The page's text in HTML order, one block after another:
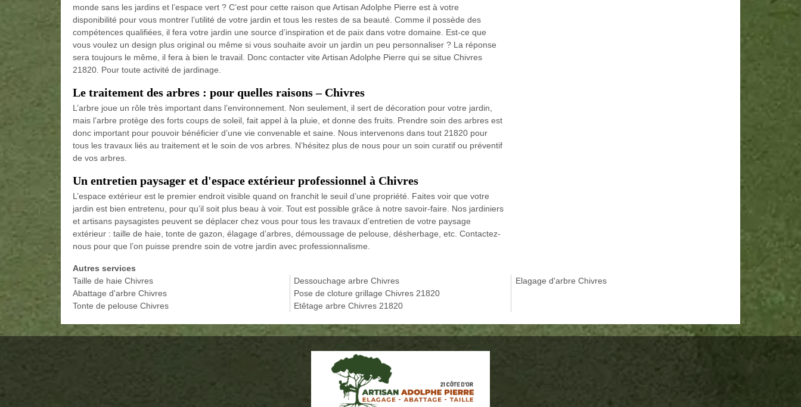
monde sans les jardins et l’espace vert ? C’est pour cette raison que Artisan Adolphe Pierre est à votre
disponibilité pour vous montrer l’utilité de votre jardin et tous les restes de sa beauté. Comme il possède des
compétences qualifiées, il fera votre jardin une source d’inspiration et de paix dans votre domaine. Est-ce que
vous voulez un design plus original ou même si vous souhaite avoir un jardin un peu personnaliser ? La réponse
sera toujours le même, il fera à bien le travail. Donc contacter vite Artisan Adolphe Pierre qui se situe Chivres
21820. Pour toute activité de jardinage.
Le traitement des arbres : pour quelles raisons – Chivres
L’arbre joue un rôle très important dans l’environnement. Non seulement, il sert de décoration pour votre jardin,
mais l’arbre protège des forts coups de soleil, fait appel à la pluie, et donne des fruits. Prendre soin des arbres est
donc important pour pouvoir bénéficier d’une vie convenable et saine. Nous intervenons dans tout 21820 pour
tous les travaux liés au traitement et le soin de vos arbres. N’hésitez plus de nous pour un soin curatif ou préventif
de vos arbres.
Un entretien paysager et d'espace extérieur professionnel à Chivres
L’espace extérieur est le premier endroit visible quand on franchit le seuil d’une propriété. Faites voir que votre
jardin est bien entretenu, pour qu’il soit plus beau à voir. Tout est possible grâce à notre savoir-faire. Nos jardiniers
et artisans paysagistes peuvent se déplacer chez vous pour tous les travaux d’entretien de votre paysage
extérieur : taille de haie, tonte de gazon, élagage d’arbres, démoussage de pelouse, désherbage, etc. Contactez-
nous pour que l’on puisse prendre soin de votre jardin avec professionnalisme.
Autres services
Taille de haie Chivres
Abattage d'arbre Chivres
Tonte de pelouse Chivres
Dessouchage arbre Chivres
Pose de cloture grillage Chivres 21820
Etêtage arbre Chivres 21820
Elagage d'arbre Chivres